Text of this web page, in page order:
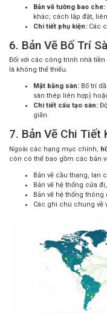
Bản vẽ tường bao che:
khác; cách lắp đặt,
Chi tiết phụ kiện: Các
6. Bản Vẽ Bố Trí
Đối với các công trình nhà
là không thể thiếu.
Mặt bằng sàn: Bố trí
sàn thép liên hợp)
Chi tiết cấu tạo sàn:
giãn.
7. Bản Vẽ Chi
Ngoài các hạng mục chính,
còn có thể bao gồm các bản
Bản vẽ cầu thang, lan
Bản vẽ hệ thống cửa
Bản vẽ hệ thống
Các ghi chú chung về